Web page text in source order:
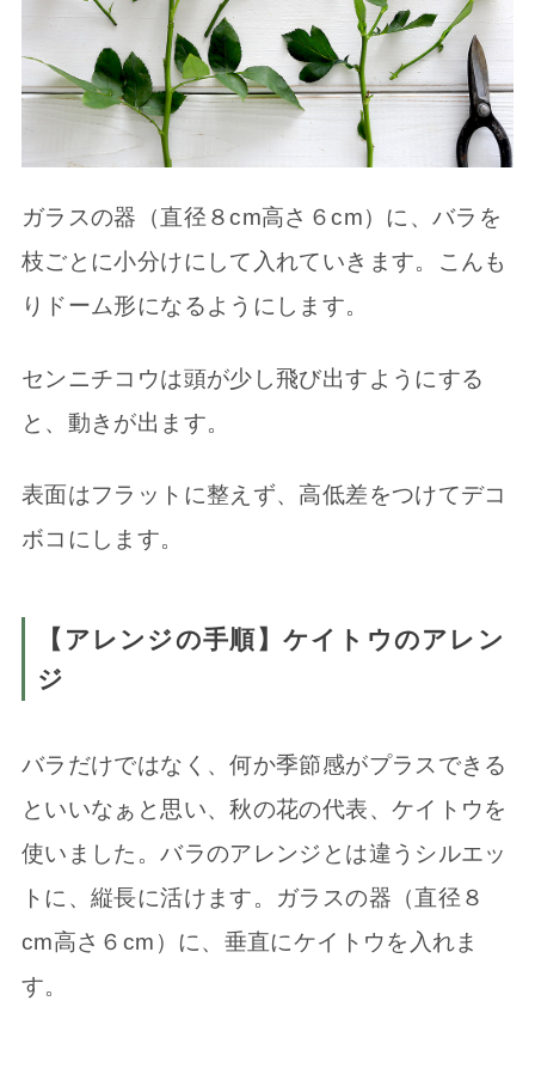
ガラスの器（直径８cm高さ６cm）に、バラを
枝ごとに小分けにして入れていきます。こんも
りドーム形になるようにします。
センニチコウは頭が少し飛び出すようにする
と、動きが出ます。
表面はフラットに整えず、高低差をつけてデコ
ボコにします。
【アレンジの手順】ケイトウのアレン
ジ
バラだけではなく、何か季節感がプラスできる
といいなぁと思い、秋の花の代表、ケイトウを
使いました。バラのアレンジとは違うシルエッ
トに、縦長に活けます。ガラスの器（直径８
cm高さ６cm）に、垂直にケイトウを入れま
す。